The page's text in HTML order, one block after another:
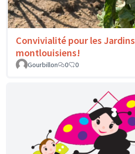
Convivialité pour les Jardins
montlouisiens!
Gourbillon
0 0